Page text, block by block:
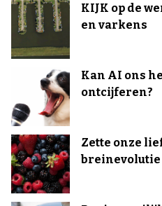
KIJK op de
en varkens
Kan AI ons
ontcijferen?
Zette onze
breinevolutie